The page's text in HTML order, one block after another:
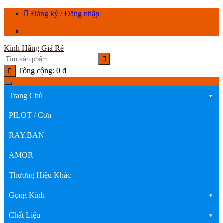
Chuyển
dung
Đăng ký / Đăng nhập
Kính Hãng Giá Rẻ
Tổng cộng: 0 ₫
Trang Chủ
PILOT / Cơn
RAY.BAN
AMOR
Thương Hiệu Khác
Gọng Kính
Chất Liệu